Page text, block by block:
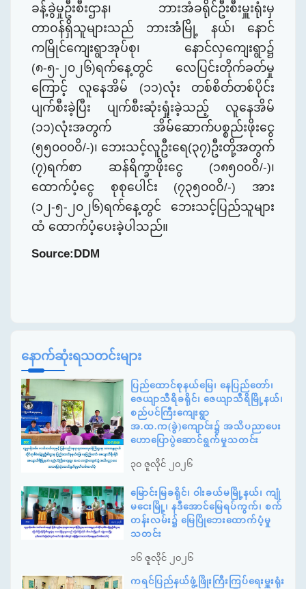
ခန့်ခွဲမှုဦးစီးဌာန၊ ဘားအံခရိုင်ဦးစီးမှူးရုံးမှ
တာဝန်ရှိသူများသည် ဘားအံမြို့ နယ်၊ ​နောင်
ကမြိုင်ကျေးရွာအုပ်စု၊ နောင်လှကျေးရွာ၌
(၈-၅-၂၀၂၆)ရက်နေ့တွင် လေပြင်းတိုက်ခတ်မှု
ကြောင့် လူနေအိမ် (၁၁)လုံး တစ်စိတ်တစ်ပိုင်း
ပျက်စီးခဲ့ပြီး ပျက်စီးဆုံးရှုံးခဲ့သည့် လူနေအိမ်
(၁၁)လုံးအတွက် အိမ်ဆောက်ပစ္စည်းဖိုးငွေ
(၅၅၀၀၀ဝိ/-)၊ ဘေးသင့်လူဦးရေ(၃၇)ဦးတို့အတွက်
(၇)ရက်စာ ဆန်ရိက္ခာဖိုးငွေ (၁၈၅၀၀ဝိ/-)၊
ထောက်ပံ့ငွေ စုစုပေါင်း (၇၃၅၀၀ဝိ/-) အား
(၁၂-၅-၂၀၂၆)ရက်နေ့တွင် ဘေးသင့်ပြည်သူများ
ထံ ထောက်ပံ့ပေးခဲ့ပါသည်။
Source:DDM
နောက်ဆုံးရသတင်းများ
ပြည်ထောင်စုနယ်မြေ၊ နေပြည်တော်၊
ဇေယျာသီရိခရိုင်၊ ဇေယျာသီရိမြို့နယ်၊
စည်ပင်ကြီးကျေးရွာ
အ.ထ.က(ခွဲ)ကျောင်း၌ အသိပညာပေး
ဟောပြောပွဲဆောင်ရွက်မှုသတင်း
၃၀ ဇူလိုင် ၂၀၂၆
မြောင်းမြခရိုင်၊ ဝါးခယ်မမြို့နယ်၊ ကျုံ
မငေးမြို့၊ နဒီအောင်မြေရပ်ကွက်၊ စက်
တန်းလမ်း၌ မြေပြိုဘေးထောက်ပံ့မှု
သတင်း
၁၆ ဇူလိုင် ၂၀၂၆
ကရင်ပြည်နယ်ဖွံ့ဖြိုးကြီးကြပ်ရေးမှူးရုံး